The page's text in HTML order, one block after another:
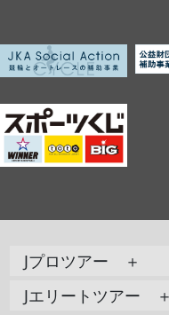
Jプロツアー ＋
Jエリートツアー ＋